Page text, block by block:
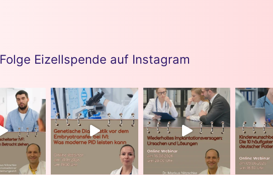
Folge Eizellspende auf Instagram